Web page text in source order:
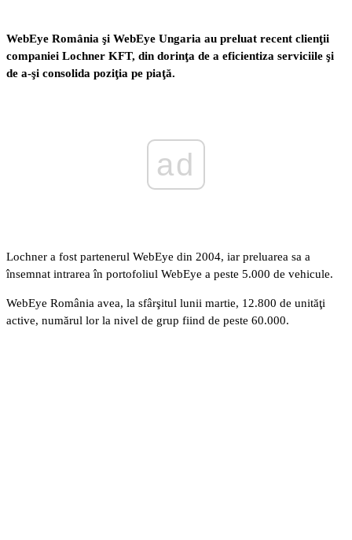
WebEye România şi WebEye Ungaria au preluat recent clienţii
companiei Lochner KFT, din dorinţa de a eficientiza serviciile şi
de a-şi consolida poziţia pe piaţă.
ad
Lochner a fost partenerul WebEye din 2004, iar preluarea sa a
însemnat intrarea în portofoliul WebEye a peste 5.000 de vehicule.
WebEye România avea, la sfârşitul lunii martie, 12.800 de unităţi
active, numărul lor la nivel de grup fiind de peste 60.000.